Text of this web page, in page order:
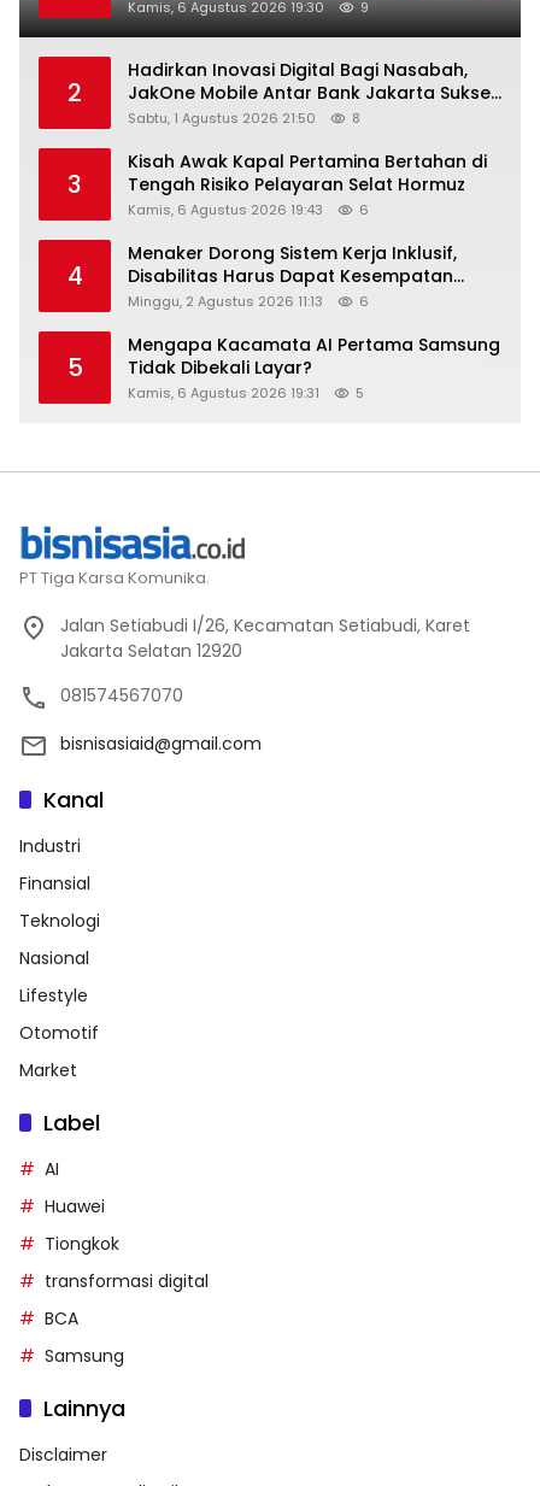
Kamis, 6 Agustus 2026 19:30 9
2
Hadirkan Inovasi Digital Bagi Nasabah,
JakOne Mobile Antar Bank Jakarta Sukses
Raih Digital Excellence Awards 2026
Sabtu, 1 Agustus 2026 21:50 8
3
Kisah Awak Kapal Pertamina Bertahan di
Tengah Risiko Pelayaran Selat Hormuz
Kamis, 6 Agustus 2026 19:43 6
4
Menaker Dorong Sistem Kerja Inklusif,
Disabilitas Harus Dapat Kesempatan
Setara
Minggu, 2 Agustus 2026 11:13 6
5
Mengapa Kacamata AI Pertama Samsung
Tidak Dibekali Layar?
Kamis, 6 Agustus 2026 19:31 5
PT Tiga Karsa Komunika.
Jalan Setiabudi I/26, Kecamatan Setiabudi, Karet
Jakarta Selatan 12920
081574567070
bisnisasiaid@gmail.com
Kanal
Industri
Finansial
Teknologi
Nasional
Lifestyle
Otomotif
Market
Label
AI
Huawei
Tiongkok
transformasi digital
BCA
Samsung
Lainnya
Disclaimer